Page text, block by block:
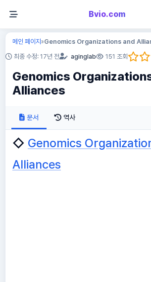
Bvio.com
메인 페이지»Genomics Organizations and
최종 수정: 17년 전 aginglab 151 조회
Genomics
Alliances
문서 역사
◇ Genomics
Alliances